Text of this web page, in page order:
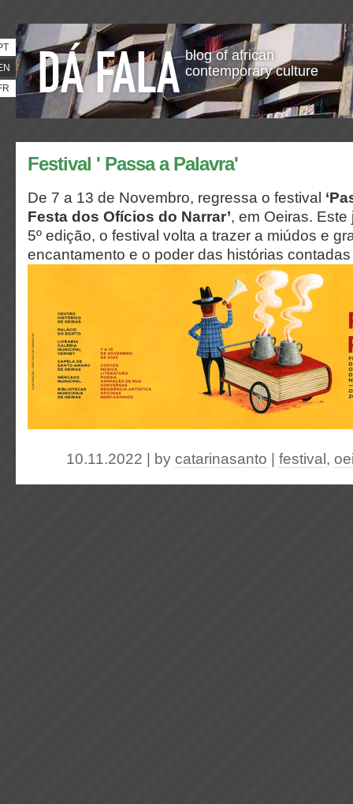
blog of african
contemporary culture
Festival ' Passa a Palavra'
De 7 a 13 de Novembro, regressa o festival
Festa dos Ofícios do Narrar’, em Oeiras.
5º edição, o festival volta a trazer a miúdos e
encantamento e o poder das histórias
10.11.2022 | by catarinasanto festival ,